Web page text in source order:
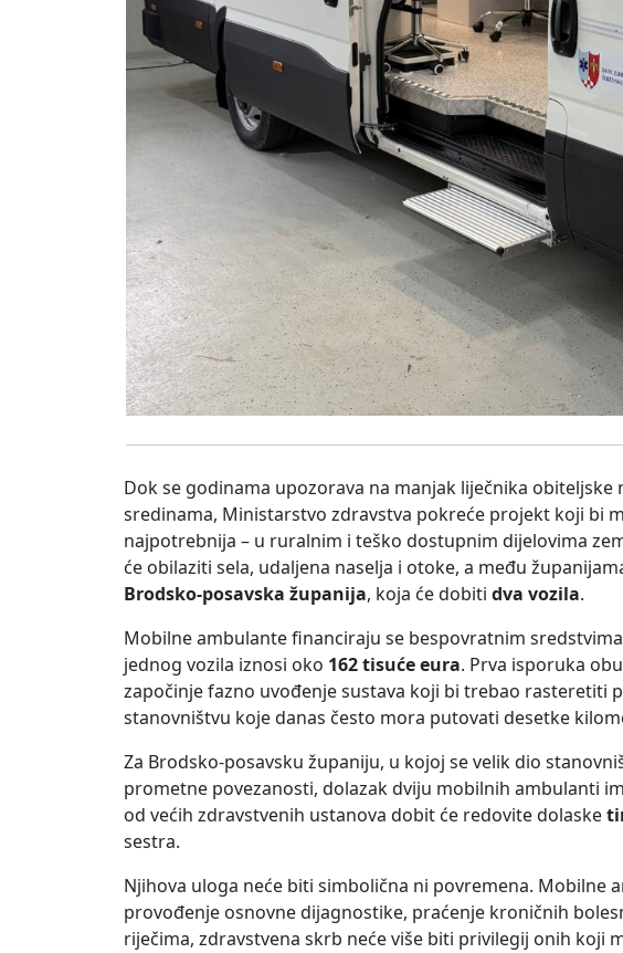
Dok se godinama upozorava na manjak liječnika
sredinama, Ministarstvo zdravstva pokreće projekt koji bi
najpotrebnija – u ruralnim i teško dostupnim dijelovima
će obilaziti sela, udaljena naselja i otoke, a među
Brodsko-posavska županija, koja će dobiti dva vozila.
Mobilne ambulante financiraju se bespovratnim
jednog vozila iznosi oko 162 tisuće eura. Prva isporuka
započinje fazno uvođenje sustava koji bi trebao
stanovništvu koje danas često mora putovati desetke
Za Brodsko-posavsku županiju, u kojoj se velik dio
prometne povezanosti, dolazak dviju mobilnih ambulanti
od većih zdravstvenih ustanova dobit će redovite dolaske
sestra.
Njihova uloga neće biti simbolična ni povremena. Mobilne
provođenje osnovne dijagnostike, praćenje kroničnih
riječima, zdravstvena skrb neće više biti privilegij onih koji